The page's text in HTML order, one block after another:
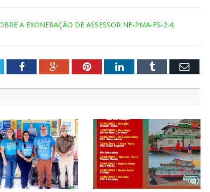
A EXONERAÇÃO DE ASSESSOR NF-PMA-FS-2.4;
FacebookGoogle+PinterestLinkedInTumblr Email